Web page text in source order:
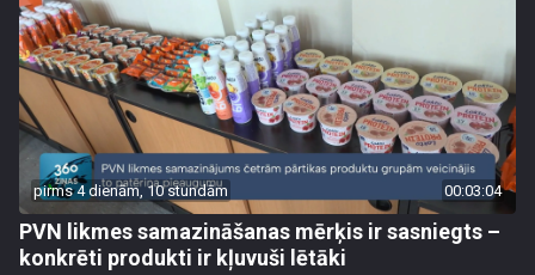
pirms 4 dienām, 10 stundām 00:03:04
PVN likmes samazināšanas mērķis ir sasniegts –
konkrēti produkti ir kļuvuši lētāki